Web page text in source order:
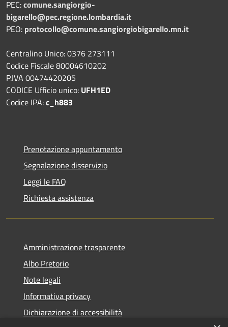
PEC:comune.sangiorgio-
bigarello@pec.regione.lombardia.it
PEO: protocollo@comune.sangiorgiobigarello.mn.it
Centralino Unico: 0376 273111
Codice Fiscale 80004610202
P.IVA 00474420205
CODICE Ufficio unico: UFH1ED
Codice IPA:c_h883
Prenotazione appuntamento
Segnalazione disservizio
Leggi le FAQ
Richiesta assistenza
Amministrazione trasparente
Albo Pretorio
Note legali
Informativa privacy
Dichiarazione di accessibilità